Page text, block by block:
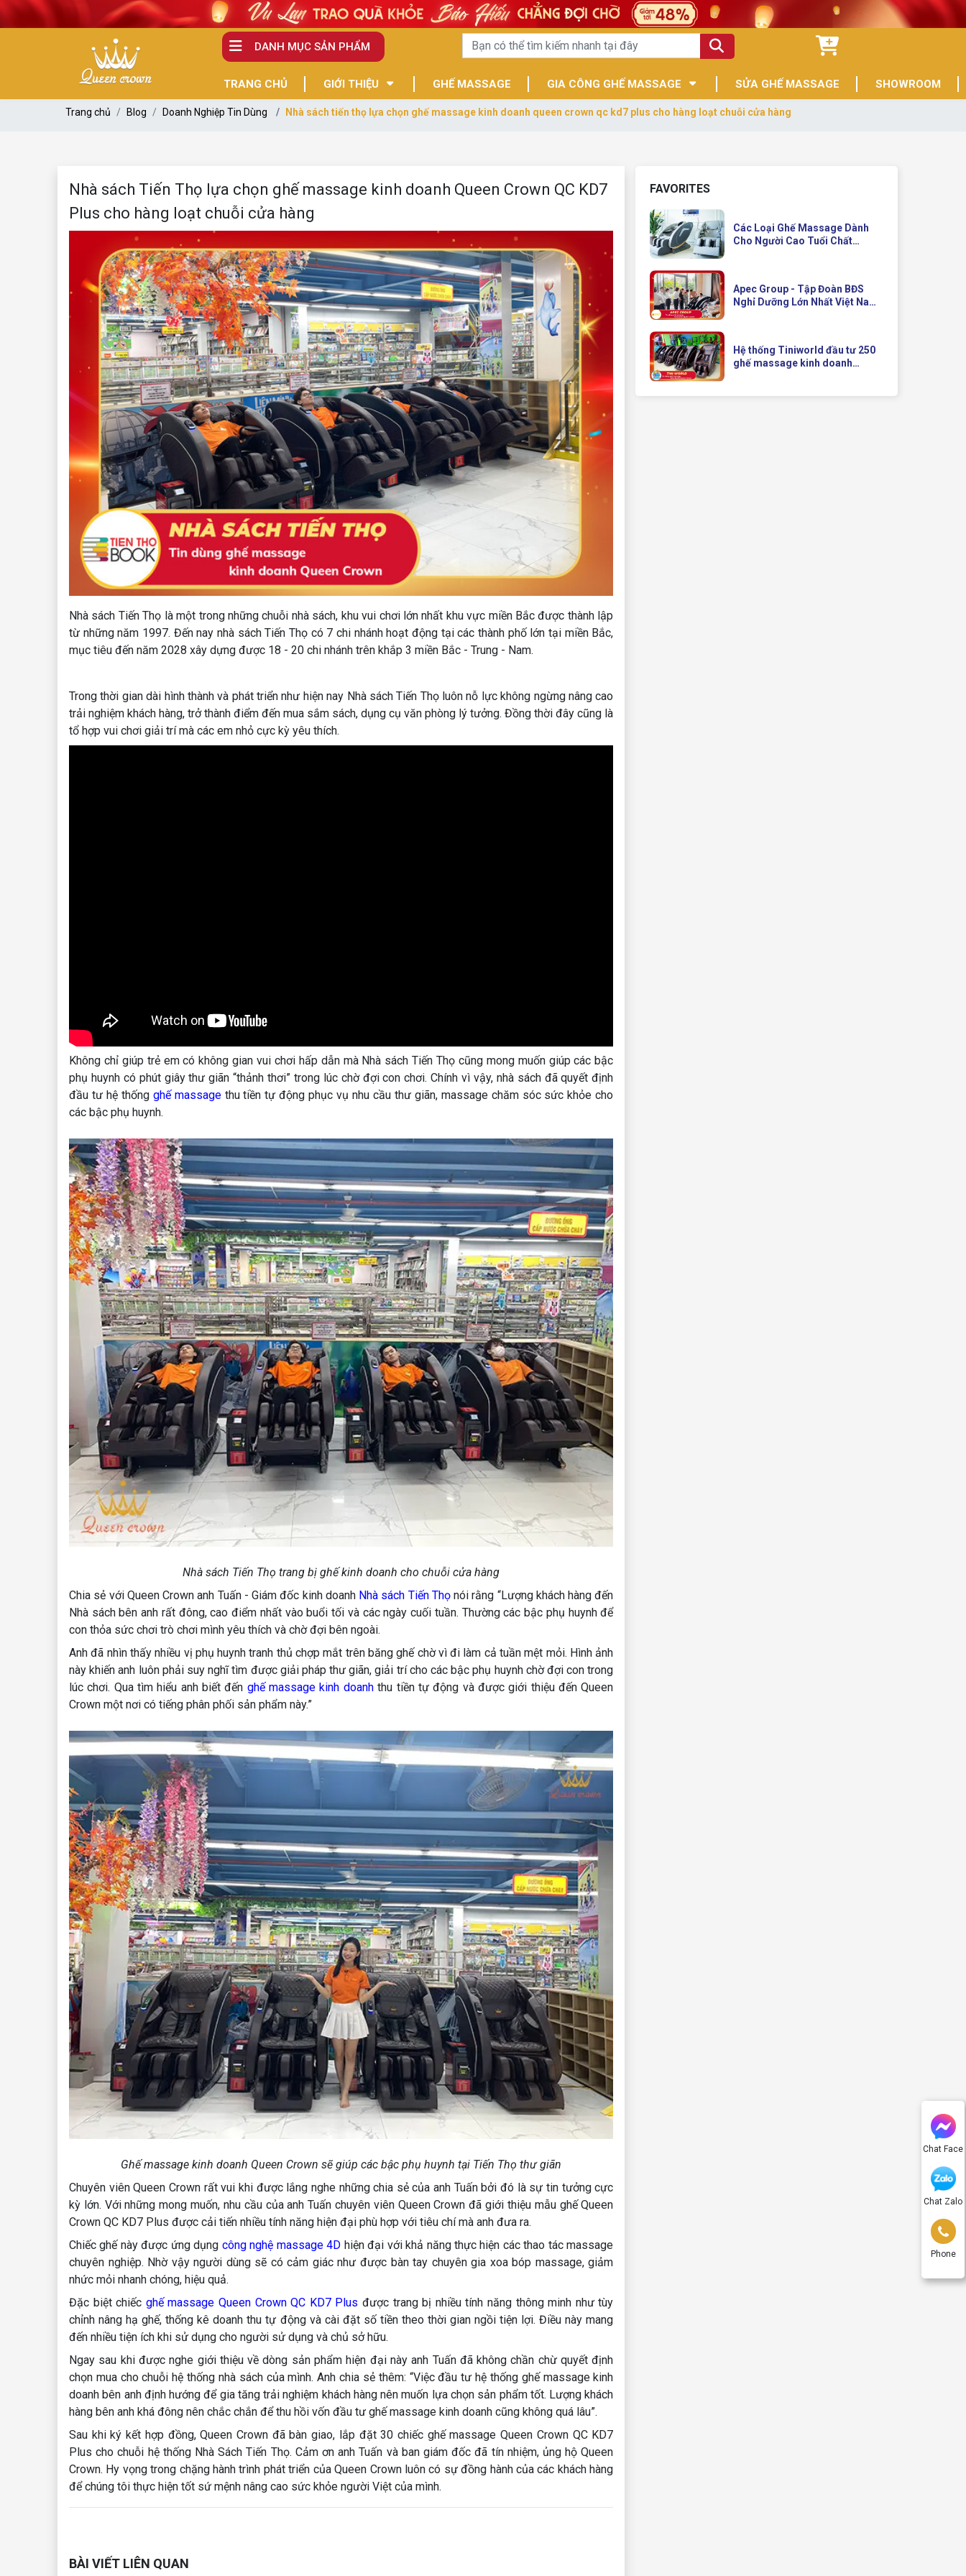
DANH MỤC SẢN PHẨM
TRANG CHỦ GIỚI THIỆU GHẾ MASSAGE GIA CÔNG GHẾ MASSAGE SỬA GHẾ MASSAGE SHOWROOM
Chat Face
Chat Zalo
Phone
Trang chủ Blog Doanh Nghiệp Tin Dùng Nhà sách tiến thọ lựa chọn ghế massage kinh doanh queen crown qc kd7 plus cho hàng loạt chuỗi cửa hàng
Nhà sách Tiến Thọ lựa chọn ghế massage kinh doanh Queen Crown QC KD7
Plus cho hàng loạt chuỗi cửa hàng
Nhà sách Tiến Thọ là một trong những chuỗi nhà sách, khu vui chơi lớn nhất khu vực miền Bắc được thành lập
từ những năm 1997. Đến nay nhà sách Tiến Thọ có 7 chi nhánh hoạt động tại các thành phố lớn tại miền Bắc,
mục tiêu đến năm 2028 xây dựng được 18 - 20 chi nhánh trên khắp 3 miền Bắc - Trung - Nam.
Trong thời gian dài hình thành và phát triển như hiện nay Nhà sách Tiến Thọ luôn nỗ lực không ngừng nâng cao
trải nghiệm khách hàng, trở thành điểm đến mua sắm sách, dụng cụ văn phòng lý tưởng. Đồng thời đây cũng là
tổ hợp vui chơi giải trí mà các em nhỏ cực kỳ yêu thích.
Không chỉ giúp trẻ em có không gian vui chơi hấp dẫn mà Nhà sách Tiến Thọ cũng mong muốn giúp các bậc
phụ huynh có phút giây thư giãn “thảnh thơi” trong lúc chờ đợi con chơi. Chính vì vậy, nhà sách đã quyết định
đầu tư hệ thống ghế massagethu tiền tự động phục vụ nhu cầu thư giãn, massage chăm sóc sức khỏe cho
các bậc phụ huynh.
Nhà sách Tiến Thọ trang bị ghế kinh doanh cho chuỗi cửa hàng
Chia sẻ với Queen Crown anh Tuấn - Giám đốc kinh doanh Nhà sách Tiến Thọnói rằng “Lượng khách hàng đến
Nhà sách bên anh rất đông, cao điểm nhất vào buổi tối và các ngày cuối tuần. Thường các bậc phụ huynh để
con thỏa sức chơi trò chơi mình yêu thích và chờ đợi bên ngoài.
Anh đã nhìn thấy nhiều vị phụ huynh tranh thủ chợp mắt trên băng ghế chờ vì đi làm cả tuần mệt mỏi. Hình ảnh
này khiến anh luôn phải suy nghĩ tìm được giải pháp thư giãn, giải trí cho các bậc phụ huynh chờ đợi con trong
lúc chơi. Qua tìm hiểu anh biết đến ghế massage kinh doanhthu tiền tự động và được giới thiệu đến Queen
Crown một nơi có tiếng phân phối sản phẩm này.”
Ghế massage kinh doanh Queen Crown sẽ giúp các bậc phụ huynh tại Tiến Thọ thư giãn
Chuyên viên Queen Crown rất vui khi được lắng nghe những chia sẻ của anh Tuấn bởi đó là sự tin tưởng cực
kỳ lớn. Với những mong muốn, nhu cầu của anh Tuấn chuyên viên Queen Crown đã giới thiệu mẫu ghế Queen
Crown QC KD7 Plus được cải tiến nhiều tính năng hiện đại phù hợp với tiêu chí mà anh đưa ra.
Chiếc ghế này được ứng dụng công nghệ massage 4D hiện đại với khả năng thực hiện các thao tác massage
chuyên nghiệp. Nhờ vậy người dùng sẽ có cảm giác như được bàn tay chuyên gia xoa bóp massage, giảm
nhức mỏi nhanh chóng, hiệu quả.
Đặc biệt chiếc ghế massage Queen Crown QC KD7 Plus được trang bị nhiều tính năng thông minh như tùy
chỉnh nâng hạ ghế, thống kê doanh thu tự động và cài đặt số tiền theo thời gian ngồi tiện lợi. Điều này mang
đến nhiều tiện ích khi sử dụng cho người sử dụng và chủ sở hữu.
Ngay sau khi được nghe giới thiệu về dòng sản phẩm hiện đại này anh Tuấn đã không chần chừ quyết định
chọn mua cho chuỗi hệ thống nhà sách của mình. Anh chia sẻ thêm: “Việc đầu tư hệ thống ghế massage kinh
doanh bên anh định hướng để gia tăng trải nghiệm khách hàng nên muốn lựa chọn sản phẩm tốt. Lượng khách
hàng bên anh khá đông nên chắc chắn để thu hồi vốn đầu tư ghế massage kinh doanh cũng không quá lâu”.
Sau khi ký kết hợp đồng, Queen Crown đã bàn giao, lắp đặt 30 chiếc ghế massage Queen Crown QC KD7
Plus cho chuỗi hệ thống Nhà Sách Tiến Thọ. Cảm ơn anh Tuấn và ban giám đốc đã tín nhiệm, ủng hộ Queen
Crown. Hy vọng trong chặng hành trình phát triển của Queen Crown luôn có sự đồng hành của các khách hàng
để chúng tôi thực hiện tốt sứ mệnh nâng cao sức khỏe người Việt của mình.
BÀI VIẾT LIÊN QUAN
FAVORITES
Các Loại Ghế Massage Dành
Cho Người Cao Tuổi Chất
Apec Group - Tập Đoàn BĐS
Nghỉ Dưỡng Lớn Nhất Việt Nam
Hệ thống Tiniworld đầu tư 250
ghế massage kinh doanh